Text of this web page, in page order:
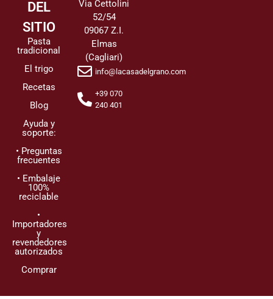
DEL
SITIO
Pasta
tradicional
El trigo
Recetas
Blog
Ayuda y
soporte:
• Preguntas
frecuentes
• Embalaje
100%
reciclable
•
Importadores
y
revendedores
autorizados
Comprar
Via Cettolini
52/54
09067 Z.I.
Elmas
(Cagliari)
info@lacasadelgrano.com
+39 070
240 401